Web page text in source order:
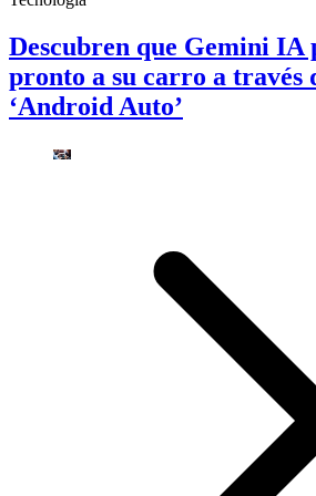
Descubren que Gemini
pronto a su carro a través
‘Android Auto’